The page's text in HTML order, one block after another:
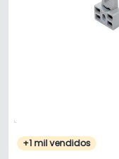
+1 mil vendidos